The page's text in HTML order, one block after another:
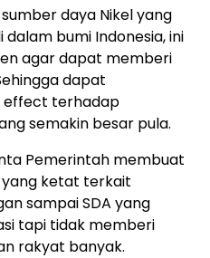
daya Nikel yang
bumi Indonesia, ini
agar dapat memberi
dapat
effect terhadap
semakin besar pula.
Pemerintah membuat
ketat terkait
sampai SDA yang
tapi tidak memberi
rakyat banyak.